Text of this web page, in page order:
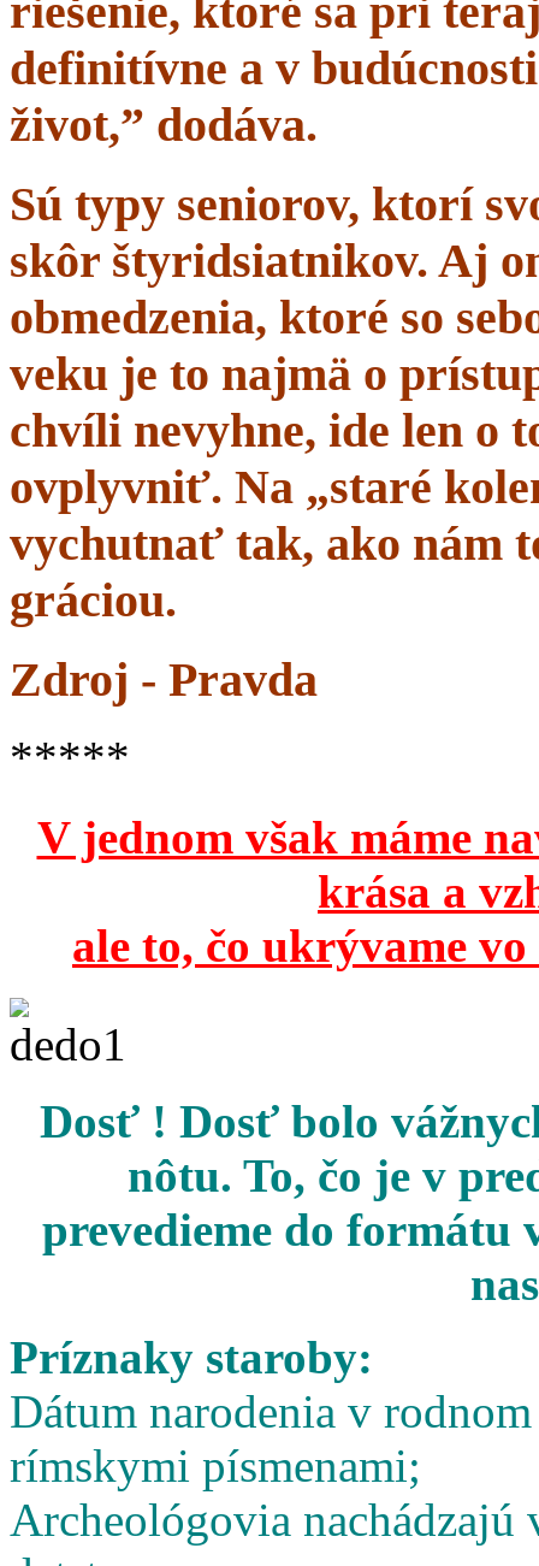
riešenie, ktoré sa pri
definitívne a v
život,” dodáva.
Sú typy seniorov, ktorí
skôr štyridsiatnikov. Aj
obmedzenia, ktoré so
veku je to najmä o
chvíli nevyhne, ide len o
ovplyvniť. Na „staré
vychutnať tak, ako nám
gráciou.
Zdroj - Pravda
*****
V jednom však máme
krása a
ale to, čo ukrývame
Dosť ! Dosť bolo
nôtu. To, čo je v
prevedieme do formátu
Príznaky staroby:
Dátum narodenia v
rímskymi písmenami;
Archeológovia nachádzajú